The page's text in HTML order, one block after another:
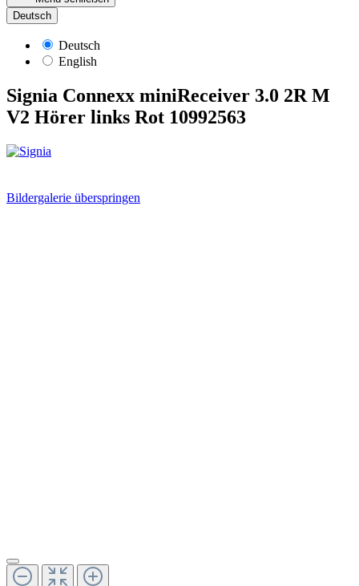
Deutsch
Deutsch
English
Signia Connexx miniReceiver 3.0 2R M
V2 Hörer links Rot 10992563
Bildergalerie überspringen